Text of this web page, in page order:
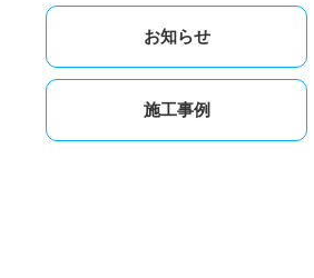
お知らせ
施工事例